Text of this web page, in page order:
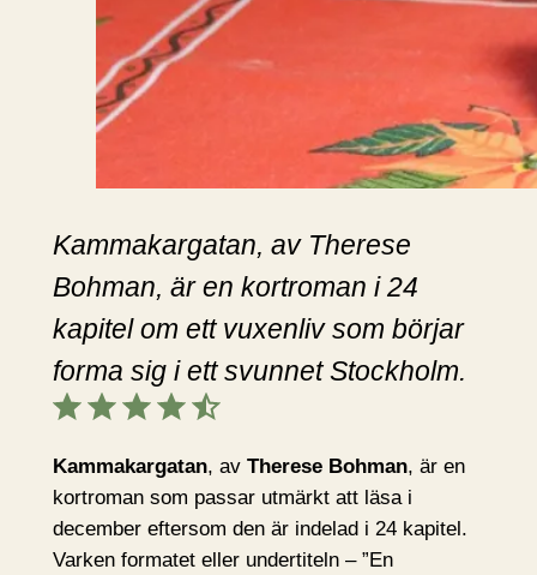
Kammakargatan, av Therese
Bohman, är en kortroman i 24
kapitel om ett vuxenliv som börjar
forma sig i ett svunnet Stockholm.
Kammakargatan, av Therese Bohman, är en
kortroman som passar utmärkt att läsa i
december eftersom den är indelad i 24 kapitel.
Varken formatet eller undertiteln – ”En